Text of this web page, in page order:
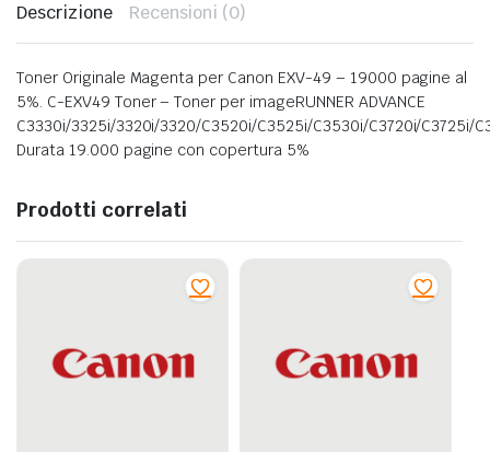
Descrizione Recensioni (0)
Toner Originale Magenta per Canon EXV-49 – 19000 pagine al
5%. C-EXV49 Toner – Toner per imageRUNNER ADVANCE
C3330i/3325i/3320i/3320/C3520i/C3525i/C3530i/C3720i/C3725i/
Durata 19.000 pagine con copertura 5%
Prodotti correlati